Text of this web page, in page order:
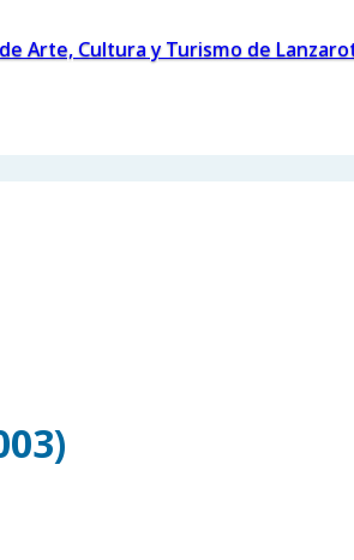
Arte, Cultura y Turismo de